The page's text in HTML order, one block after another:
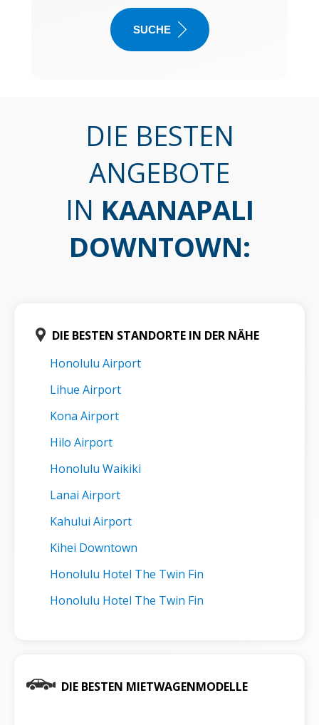
SUCHE
DIE BESTEN
ANGEBOTE
IN KAANAPALI
DOWNTOWN:
DIE BESTEN STANDORTE IN DER NÄHE
Honolulu Airport
Lihue Airport
Kona Airport
Hilo Airport
Honolulu Waikiki
Lanai Airport
Kahului Airport
Kihei Downtown
Honolulu Hotel The Twin Fin
Honolulu Hotel The Twin Fin
DIE BESTEN MIETWAGENMODELLE